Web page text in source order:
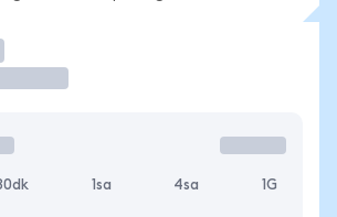
1sa 4sa 1G